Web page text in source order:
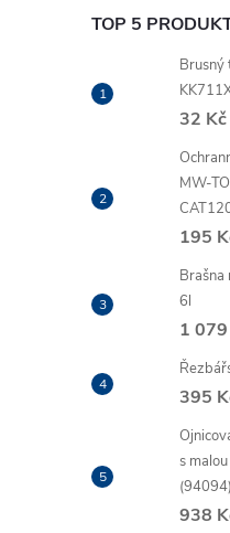
TOP 5
Brusný
32 Kč
MW-
195
Brašna
6l
1
395
s
(94094)
938